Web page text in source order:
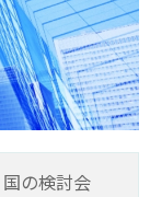
の検討会